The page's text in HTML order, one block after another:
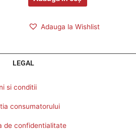
Adauga la Wishlist
LEGAL
si conditii
consumatorului
de confidentialitate